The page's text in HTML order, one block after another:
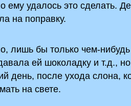
ему удалось это сделать.
на поправку.
лишь бы только чем-нибудь
ей шоколадку и т.д.,
день, после ухода слона,
на свете.